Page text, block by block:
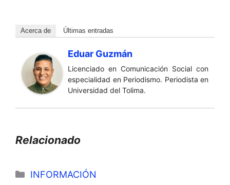
Acerca de Últimas entradas
Eduar Guzmán
Licenciado en Comunicación Social con
especialidad en Periodismo. Periodista en
Universidad del Tolima.
Relacionado
Categorías
INFORMACIÓN